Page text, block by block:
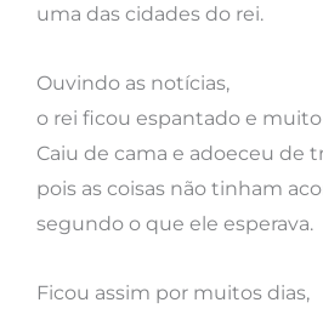
uma das cidades do rei.
Ouvindo as notícias,
o rei ficou espantado e
Caiu de cama e adoeceu de
pois as coisas não tinham
segundo o que ele esperava.
Ficou assim por muitos dias,